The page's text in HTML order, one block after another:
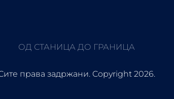
ОД СТАНИЦА ДО ГРАНИЦА
права задржани. Copyright 2026.